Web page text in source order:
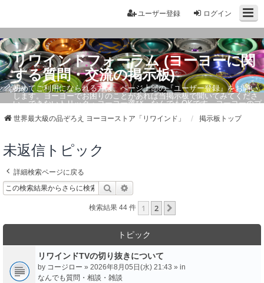
ログイン
ユーザー登録
リワインドフォーラム (ヨーヨーに関
する質問・交流の掲示板)
初めてご利用になられる方は、ページ上部の『ユーザー登録』をお願い
します。ヨーヨーでお困りのことがあれば当掲示板で聞いてみてくださ
い。できないトリック・ヨーヨー選び、なんでもOKです。ヨーヨーのプ
世界最大級の品ぞろえ ヨーヨーストア「リワインド」 掲示板トップ
未返信トピック
詳細検索ページに戻る
検索
検索結果 44 件 1 2
トピック
リワインドTVの切り抜きについて
by コージロー » 2026年8月05日(水) 21:43 » in
なんでも質問・相談・雑談